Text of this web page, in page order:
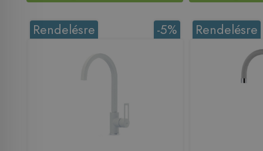
-5%
Rendelésre Rendelésre